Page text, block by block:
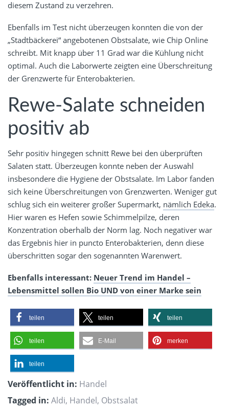
diesem Zustand zu verzehren.
Ebenfalls im Test nicht überzeugen konnten die von der
„Stadtbäckerei“ angebotenen Obstsalate, wie Chip Online
schreibt. Mit knapp über 11 Grad war die Kühlung nicht
optimal. Auch die Laborwerte zeigten eine Überschreitung
der Grenzwerte für Enterobakterien.
Rewe-Salate schneiden
positiv ab
Sehr positiv hingegen schnitt Rewe bei den überprüften
Salaten statt. Überzeugen konnte neben der Auswahl
insbesondere die Hygiene der Obstsalate. Im Labor fanden
sich keine Überschreitungen von Grenzwerten. Weniger gut
schlug sich ein weiterer großer Supermarkt, nämlich Edeka.
Hier waren es Hefen sowie Schimmelpilze, deren
Konzentration oberhalb der Norm lag. Noch negativer war
das Ergebnis hier in puncto Enterobakterien, denn diese
überschritten sogar den sogenannten Warenwert.
Ebenfalls interessant: Neuer Trend im Handel –
Lebensmittel sollen Bio UND von einer Marke sein
teilen teilen teilen
teilen E-Mail merken
teilen
Veröffentlicht in: Handel
Tagged in: Aldi, Handel, Obstsalat